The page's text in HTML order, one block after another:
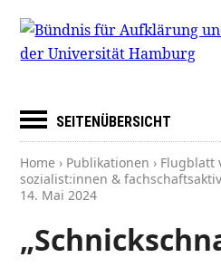
SEITENÜBERSICHT
Home › Publikationen › Flugblatt
sozialist:innen &
14. Mai 2024